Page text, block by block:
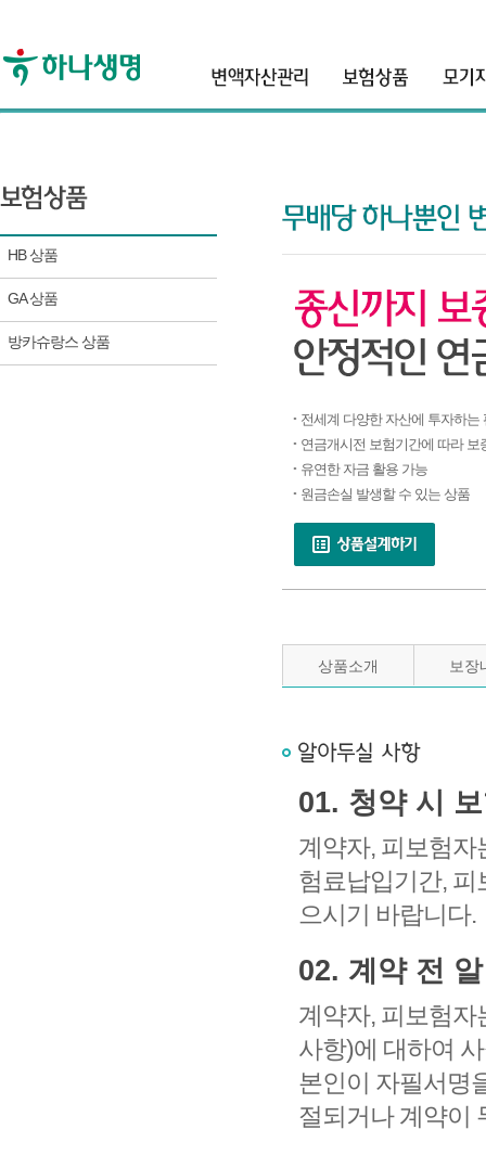
HB 상품
GA 상품
방카슈랑스 상품
전세계 다양한 자산에 투자하는
연금개시전 보험기간에 따라 보
유연한 자금 활용 가능
원금손실 발생할 수 있는 상품
상품소개 보장
01. 청약 시
계약자, 피보험자
험료납입기간, 피
으시기 바랍니다.
02. 계약 전
계약자, 피보험자
사항)에 대하여
본인이 자필서명
절되거나 계약이